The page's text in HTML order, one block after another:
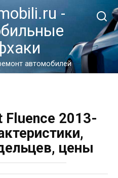
-
автомобилей
Fluence 2013-
цены